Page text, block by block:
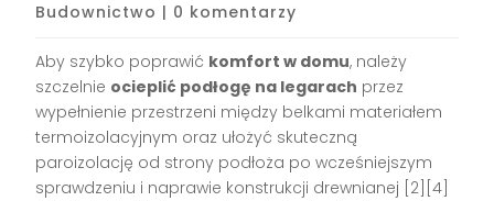
Budownictwo | 0 komentarzy
Aby szybko poprawić komfort w domu, należy
szczelnie ocieplić podłogę na legarach przez
wypełnienie przestrzeni między belkami materiałem
termoizolacyjnym oraz ułożyć skuteczną
paroizolację od strony podłoża po wcześniejszym
sprawdzeniu i naprawie konstrukcji drewnianej [2][4]